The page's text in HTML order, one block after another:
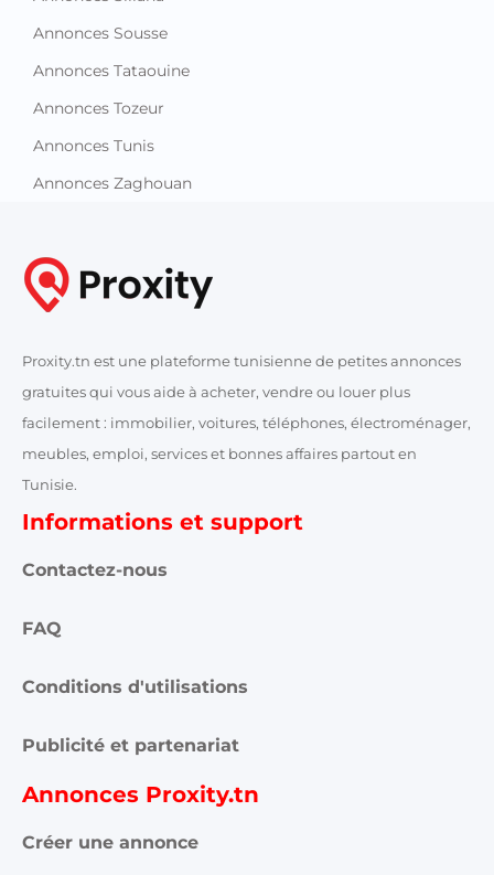
Annonces Sousse
Annonces Tataouine
Annonces Tozeur
Annonces Tunis
Annonces Zaghouan
Proxity.tn est une plateforme tunisienne de petites annonces
gratuites qui vous aide à acheter, vendre ou louer plus
facilement : immobilier, voitures, téléphones, électroménager,
meubles, emploi, services et bonnes affaires partout en
Tunisie.
Informations et support
Contactez-nous
FAQ
Conditions d'utilisations
Publicité et partenariat
Annonces Proxity.tn
Créer une annonce